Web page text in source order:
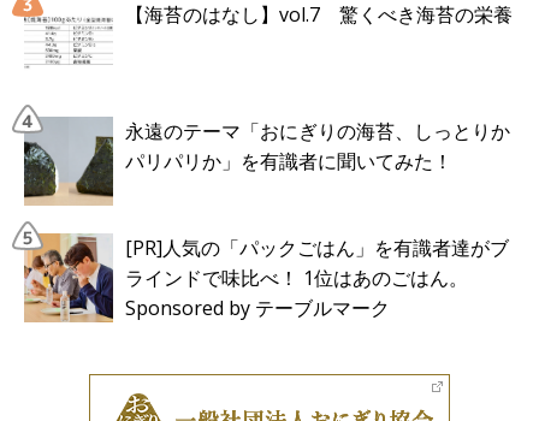
【海苔のはなし】vol.7 驚くべき海苔の栄養
永遠のテーマ「おにぎりの海苔、しっとりか
パリパリか」を有識者に聞いてみた！
[PR]人気の「パックごはん」を有識者達がブ
ラインドで味比べ！ 1位はあのごはん。
Sponsored by テーブルマーク